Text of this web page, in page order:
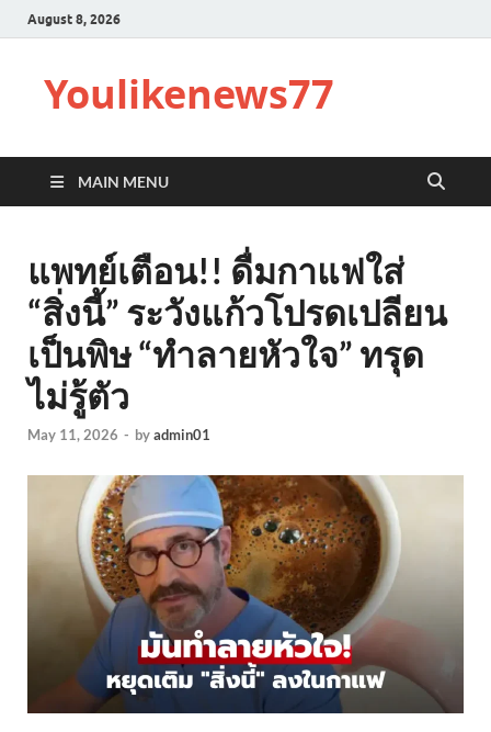
August 8, 2026
Youlikenews77
MAIN MENU
แพทย์เตือน!! ดื่มกาแฟใส่
“สิ่งนี้” ระวังแก้วโปรดเปลียน
เป็นพิษ “ทำลายหัวใจ” ทรุด
ไม่รู้ตัว
May 11, 2026 - byadmin01